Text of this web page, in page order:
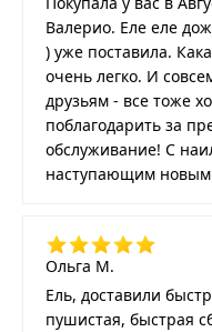
Валерио. Еле еле
) уже поставила.
очень легко. И
друзьям - все тоже
поблагодарить за
обслуживание! С
наступающим новым
Ольга М.
Ель, доставили
пушистая, быстрая